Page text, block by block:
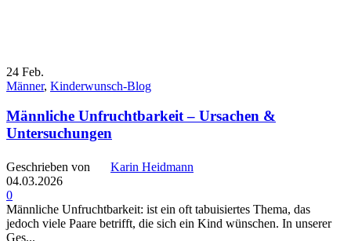
24 Feb.
Männer, Kinderwunsch-Blog
Männliche Unfruchtbarkeit – Ursachen &
Untersuchungen
Geschrieben von
Karin Heidmann
04.03.2026
0
Männliche Unfruchtbarkeit: ist ein oft tabuisiertes Thema, das
jedoch viele Paare betrifft, die sich ein Kind wünschen. In unserer
Ges...